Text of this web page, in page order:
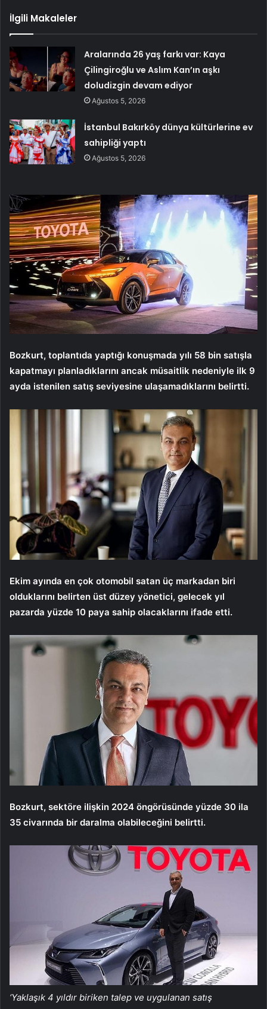
İlgili Makaleler
Aralarında 26 yaş farkı var: Kaya
Çilingiroğlu ve Aslım Kan’ın aşkı
doludizgin devam ediyor
Ağustos 5, 2026
İstanbul Bakırköy dünya kültürlerine ev
sahipliği yaptı
Ağustos 5, 2026
Bozkurt, toplantıda yaptığı konuşmada yılı 58 bin satışla
kapatmayı planladıklarını ancak müsaitlik nedeniyle ilk 9
ayda istenilen satış seviyesine ulaşamadıklarını belirtti.
Ekim ayında en çok otomobil satan üç markadan biri
olduklarını belirten üst düzey yönetici, gelecek yıl
pazarda yüzde 10 paya sahip olacaklarını ifade etti.
Bozkurt, sektöre ilişkin 2024 öngörüsünde yüzde 30 ila
35 civarında bir daralma olabileceğini belirtti.
‘Yaklaşık 4 yıldır biriken talep ve uygulanan satış